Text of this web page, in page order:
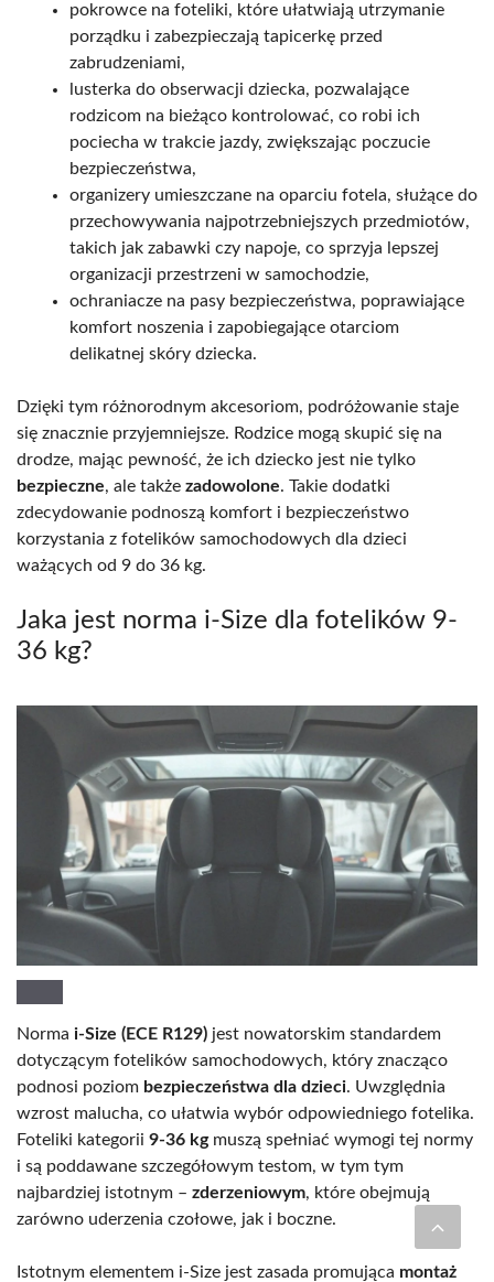
pokrowce na foteliki, które ułatwiają utrzymanie
porządku i zabezpieczają tapicerkę przed
zabrudzeniami,
lusterka do obserwacji dziecka, pozwalające
rodzicom na bieżąco kontrolować, co robi ich
pociecha w trakcie jazdy, zwiększając poczucie
bezpieczeństwa,
organizery umieszczane na oparciu fotela, służące do
przechowywania najpotrzebniejszych przedmiotów,
takich jak zabawki czy napoje, co sprzyja lepszej
organizacji przestrzeni w samochodzie,
ochraniacze na pasy bezpieczeństwa, poprawiające
komfort noszenia i zapobiegające otarciom
delikatnej skóry dziecka.
Dzięki tym różnorodnym akcesoriom, podróżowanie staje
się znacznie przyjemniejsze. Rodzice mogą skupić się na
drodze, mając pewność, że ich dziecko jest nie tylko
bezpieczne, ale także zadowolone. Takie dodatki
zdecydowanie podnoszą komfort i bezpieczeństwo
korzystania z fotelików samochodowych dla dzieci
ważących od 9 do 36 kg.
Jaka jest norma i-Size dla fotelików 9-
36 kg?
Norma i-Size (ECE R129) jest nowatorskim standardem
dotyczącym fotelików samochodowych, który znacząco
podnosi poziom bezpieczeństwa dla dzieci. Uwzględnia
wzrost malucha, co ułatwia wybór odpowiedniego fotelika.
Foteliki kategorii 9-36 kgmuszą spełniać wymogi tej normy
i są poddawane szczegółowym testom, w tym tym
najbardziej istotnym – zderzeniowym, które obejmują
zarówno uderzenia czołowe, jak i boczne.
Istotnym elementem i-Size jest zasada promująca montaż